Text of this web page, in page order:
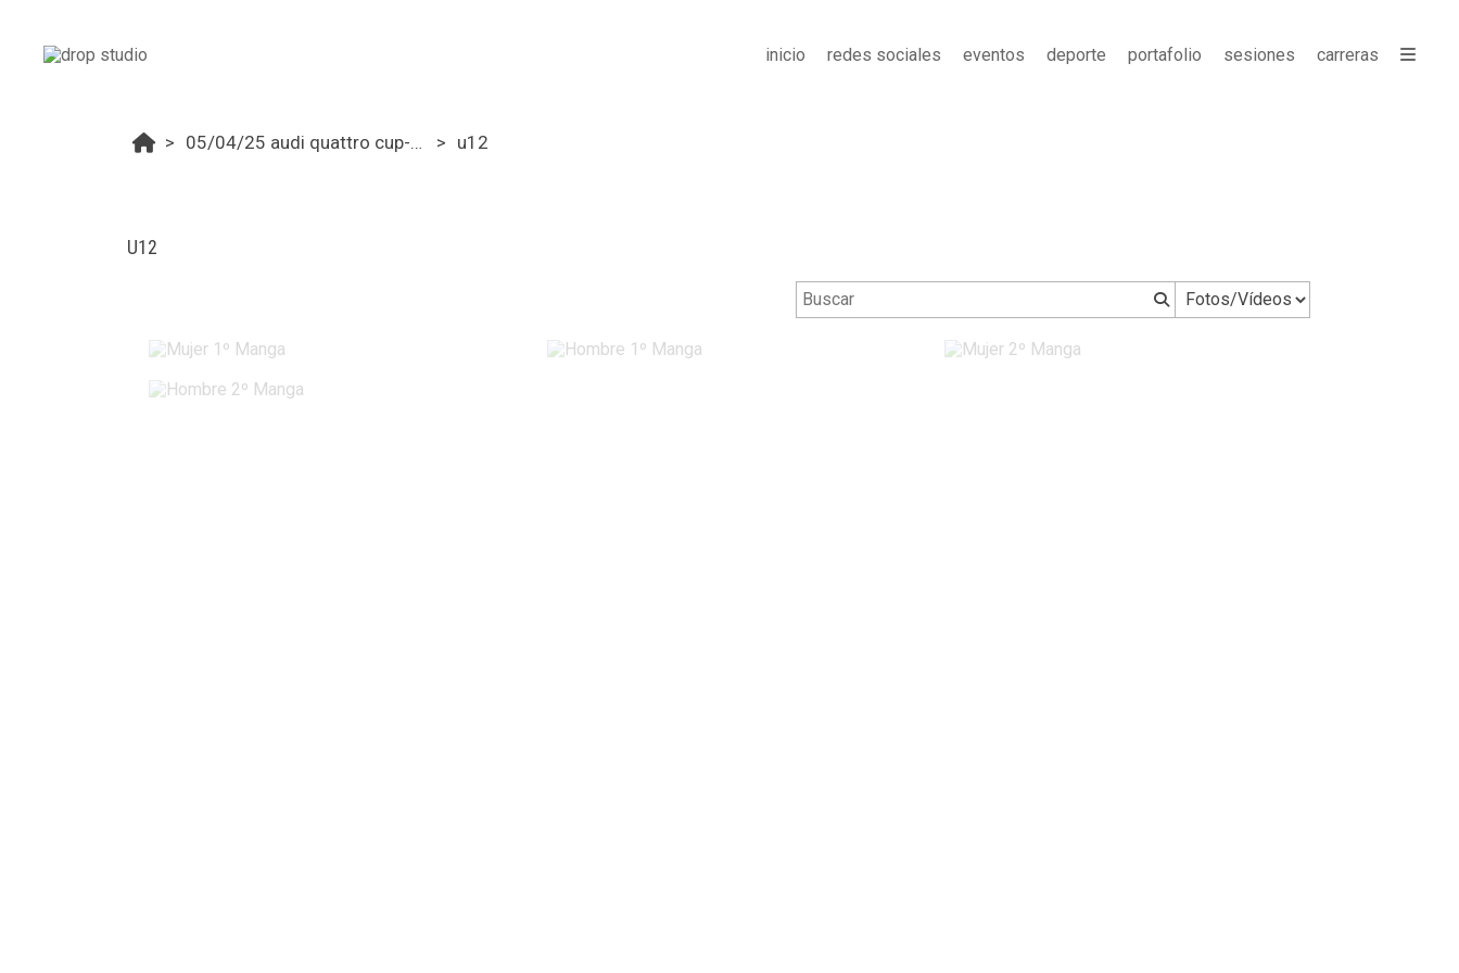
inicio redes sociales eventos deporte portafolio sesiones carreras
05/04/25 audi quattro cup-carolina ruiz challenge 2025 u12
U12
Mujer 2º Manga